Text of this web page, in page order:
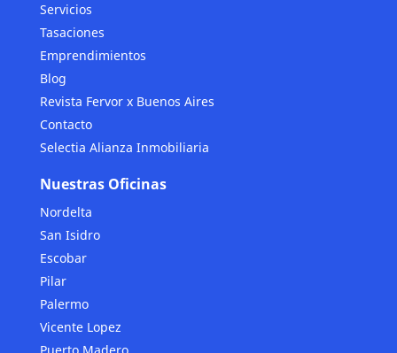
Servicios
Tasaciones
Emprendimientos
Blog
Revista Fervor x Buenos Aires
Contacto
Selectia Alianza Inmobiliaria
Nuestras Oficinas
Nordelta
San Isidro
Escobar
Pilar
Palermo
Vicente Lopez